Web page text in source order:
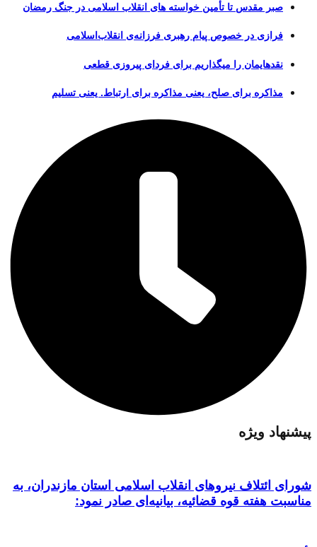
صبر مقدس تا تأمین خواسته های انقلاب اسلامی در جنگ رمضان
فرازی در خصوص پیام رهبری فرزانه‌ی انقلاب‌اسلامی
نقدهایمان را میگذاریم برای فردای پیروزی قطعی
مذاکره برای صلح، یعنی مذاکره برای ارتباط. یعنی تسلیم
پیشنهاد ویژه
شورای ائتلاف نیروهای انقلاب اسلامی استان مازندران، به
مناسبت هفته قوه قضائیه، بیانیه‌ای صادر نمود: